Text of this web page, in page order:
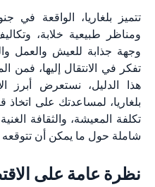
تتميز بلغاريا، الواقعة في
ومناظر طبيعية خلابة،
وجهة جذابة للعيش والعمل
تفكر في الانتقال إليها، فمن
هذا الدليل، نستعرض أبرز
بلغاريا، لمساعدتك على
تكلفة المعيشة، والثقافة
شاملة حول ما يمكن أن تتوقعه
نظرة عامة على